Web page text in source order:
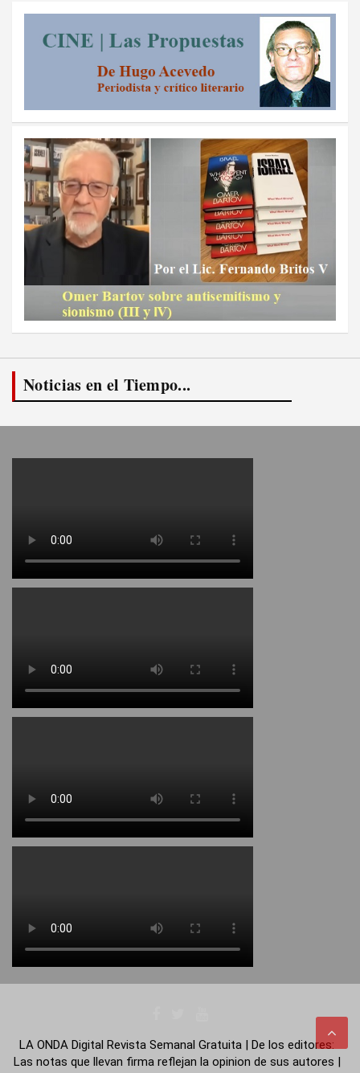
Noticias en el Tiempo...
LA ONDA Digital Revista Semanal Gratuita | De los editores:
Las notas que llevan firma reflejan la opinion de sus autores |